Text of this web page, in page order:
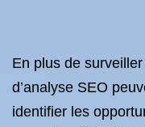
En plus de
d’analyse SEO
identifier les